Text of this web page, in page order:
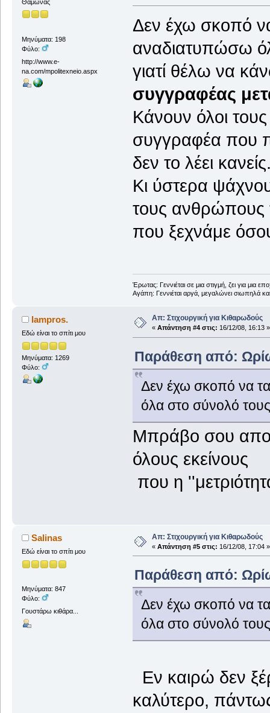
Θαμώνας
Μηνύματα: 198
Φύλο:
http://www.e-
na.com/mpolitexneio.aspx
Δεν έχω σκοπό
αναδιατυπώσω
γιατί θέλω να
συγγραφέας
Κάνουν όλοι
συγγραφέα που
δεν το λέει
Κι ύστερα
τους ανθρώπους
που ξεχνάμε
Έρωτας: Γεννιέται σε μια στιγμή, ζει για μια
Αγάπη: Γεννιέται αργά, μεγαλώνει σιωπηλά
lampros.
Εδώ είναι το σπίτι μου
Μηνύματα: 1269
Φύλο:
Απ: Στιχουργική για Κιθαρωδούς
« Απάντηση #4 στις: 16/12/08, 16:13 »
Παράθεση από:
Δεν έχω σκοπό να
όλα στο σύνολό
Μπράβο σου απο
όλους εκείνους
που η
Salinas
Εδώ είναι το σπίτι μου
Μηνύματα: 847
Φύλο:
Γουστάρω κιθάρα...
Απ: Στιχουργική για Κιθαρωδούς
« Απάντηση #5 στις: 16/12/08, 17:04 »
Παράθεση από:
Δεν έχω σκοπό να
όλα στο σύνολό
Εν καιρώ δεν
καλύτερο,